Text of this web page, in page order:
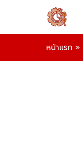
หน้าแรก »